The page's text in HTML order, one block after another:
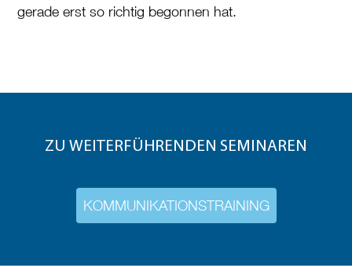
gerade erst so richtig begonnen hat.
ZU WEITERFÜHRENDEN SEMINAREN
KOMMUNIKATIONSTRAINING